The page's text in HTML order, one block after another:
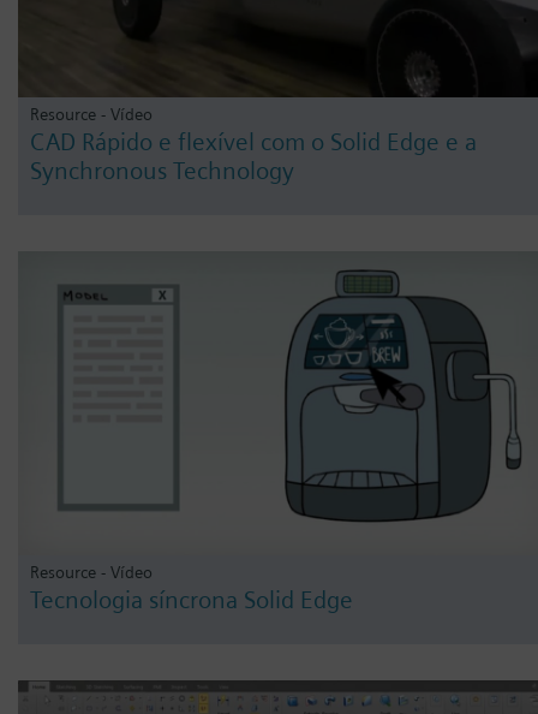
Resource - Vídeo
CAD Rápido e flexível com o Solid Edge e a
Synchronous Technology
Resource - Vídeo
Tecnologia síncrona Solid Edge